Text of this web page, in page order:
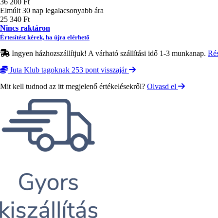
Elmúlt 30 nap legalacsonyabb ára
25 340 Ft
Nincs raktáron
Értesítést kérek, ha újra elérhető
Ingyen házhozszállítjuk! A várható szállítási idő 1-3 munkanap.
Juta Klub tagoknak 253 pont visszajár
Mit kell tudnod az itt megjelenő értékelésekről? Olvasd el